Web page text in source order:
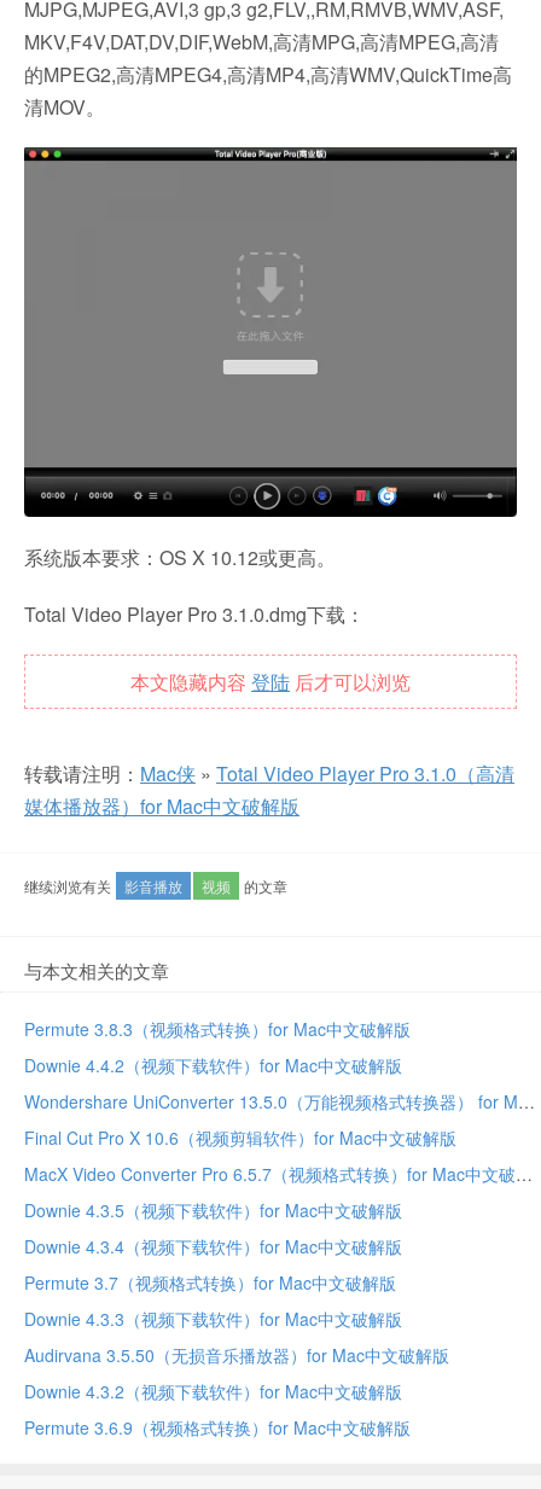
MJPG,MJPEG,AVI,3 gp,3 g2,FLV,,RM,RMVB,WMV,ASF,
MKV,F4V,DAT,DV,DIF,WebM,高清MPG,高清MPEG,高清
的MPEG2,高清MPEG4,高清MP4,高清WMV,QuickTime高
清MOV。
系统版本要求：OS X 10.12或更高。
Total Video Player Pro 3.1.0.dmg下载：
本文隐藏内容 登陆 后才可以浏览
转载请注明： Mac侠 » Total Video Player Pro 3.1.0（高清
媒体播放器）for Mac中文破解版
继续浏览有关 影音播放 视频 的文章
与本文相关的文章
Permute 3.8.3（视频格式转换）for Mac中文破解版
Downie 4.4.2（视频下载软件）for Mac中文破解版
Wondershare UniConverter 13.5.0（万能视频格式转换器） for Mac中文破解版
Final Cut Pro X 10.6（视频剪辑软件）for Mac中文破解版
MacX Video Converter Pro 6.5.7（视频格式转换）for Mac中文破解版
Downie 4.3.5（视频下载软件）for Mac中文破解版
Downie 4.3.4（视频下载软件）for Mac中文破解版
Permute 3.7（视频格式转换）for Mac中文破解版
Downie 4.3.3（视频下载软件）for Mac中文破解版
Audirvana 3.5.50（无损音乐播放器）for Mac中文破解版
Downie 4.3.2（视频下载软件）for Mac中文破解版
Permute 3.6.9（视频格式转换）for Mac中文破解版